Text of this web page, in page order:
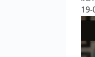
19-